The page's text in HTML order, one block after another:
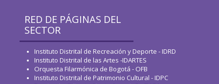
RED DE PÁGINAS DEL
SECTOR
Instituto Distrital de Recreación y Deporte - IDRD
Instituto Distrital de las Artes -IDARTES
Orquesta Filarmónica de Bogotá - OFB
Instituto Distrital de Patrimonio Cultural - IDPC